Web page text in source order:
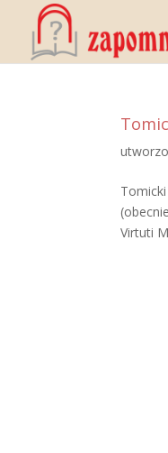
Virtuti